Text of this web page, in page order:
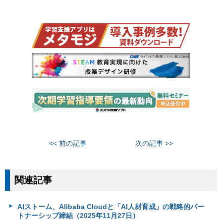
<< 前の記事 次の記事 >>
関連記事
AIストーム、Alibaba Cloudと「AI人材育成」の戦略的パー
トナーシップ締結（2025年11月27日）